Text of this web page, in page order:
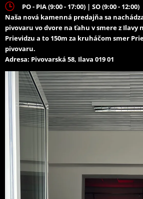
PO - PIA (9:00 - 17:00) | SO (9:00 - 12:00)
Naša nová kamenná predajňa sa
pivovaru vo dvore na ťahu v smere z Ilavy
Prievidzu a to 150m za kruháčom smer
pivovaru.
Adresa: Pivovarská 58, Ilava 019 01